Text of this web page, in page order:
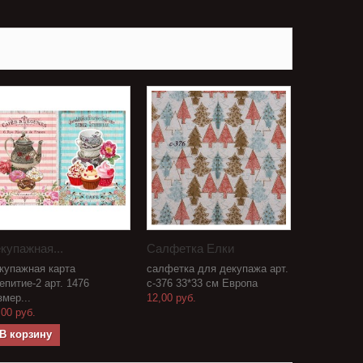
карта
2 арт. 1476
руб.
В корзину
Салфетка Елки
салфетка для декупажа арт.
с-376 33*33 см Европа
12,00 руб.